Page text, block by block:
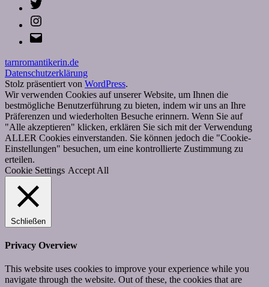
tarnromantikerin.de
Datenschutzerklärung
Stolz präsentiert von WordPress.
Wir verwenden Cookies auf unserer Website, um Ihnen die
bestmögliche Benutzerführung zu bieten, indem wir uns an Ihre
Präferenzen und wiederholten Besuche erinnern. Wenn Sie auf
"Alle akzeptieren" klicken, erklären Sie sich mit der Verwendung
ALLER Cookies einverstanden. Sie können jedoch die "Cookie-
Einstellungen" besuchen, um eine kontrollierte Zustimmung zu
erteilen.
Cookie Settings Accept All
Schließen
Privacy Overview
This website uses cookies to improve your experience while you
navigate through the website. Out of these, the cookies that are